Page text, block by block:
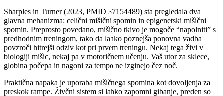
Sharples in Turner (2023, PMID 37154489) sta pregledala dva
glavna mehanizma: celični mišični spomin in epigenetski mišični
spomin. Preprosto povedano, mišično tkivo je mogoče “napolniti” s
predhodnim treningom, tako da lahko poznejša ponovna vadba
povzroči hitrejši odziv kot pri prvem treningu. Nekaj ​​tega živi v
biologiji mišic, nekaj pa v motoričnem učenju. Vaš utor za sklece,
globina počepa in nagoni za tempo ne izginejo čez noč.
Praktična napaka je uporaba mišičnega spomina kot dovoljenja za
preskok rampe. Živčni sistem si lahko zapomni gibanje, preden so